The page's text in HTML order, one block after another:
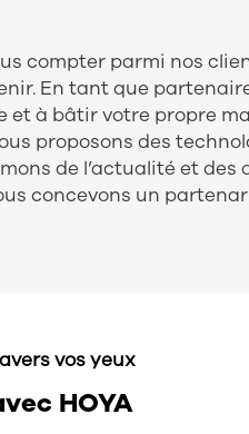
compter parmi nos
En tant que
et à bâtir votre propre
proposons des
de l’actualité et
concevons un
vos yeux
HOYA